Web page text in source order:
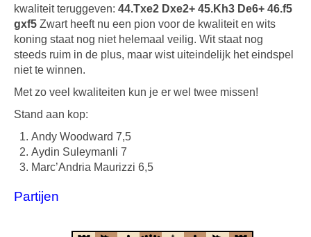
kwaliteit teruggeven: 44.Txe2 Dxe2+ 45.Kh3 De6+ 46.f5
gxf5 Zwart heeft nu een pion voor de kwaliteit en wits
koning staat nog niet helemaal veilig. Wit staat nog
steeds ruim in de plus, maar wist uiteindelijk het eindspel
niet te winnen.
Met zo veel kwaliteiten kun je er wel twee missen!
Stand aan kop:
Andy Woodward 7,5
Aydin Suleymanli 7
Marc’Andria Maurizzi 6,5
Partijen